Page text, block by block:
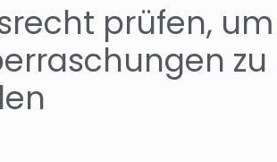
prüfen, um
zu